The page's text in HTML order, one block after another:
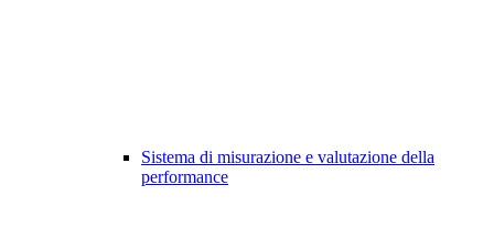
Sistema di misurazione e valutazione della
performance